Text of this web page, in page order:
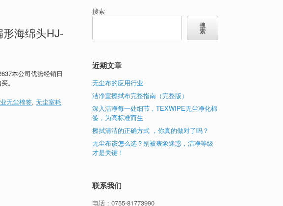
海绵头HJ-
本公司优势经销日
。
无尘棉签,无尘室耗
搜索
搜
索
近期文章
无尘布的应用行业
洁净室擦拭布完整指南（完整版）
深入洁净每一处细节，TEXWIPE无尘净化棉
签，为高标准而生
擦拭清洁的正确方式 ，你真的做对了吗？
无尘布该怎么选？别被表象迷惑，洁净等级
才是关键！
联系我们
电话：0755-81773990